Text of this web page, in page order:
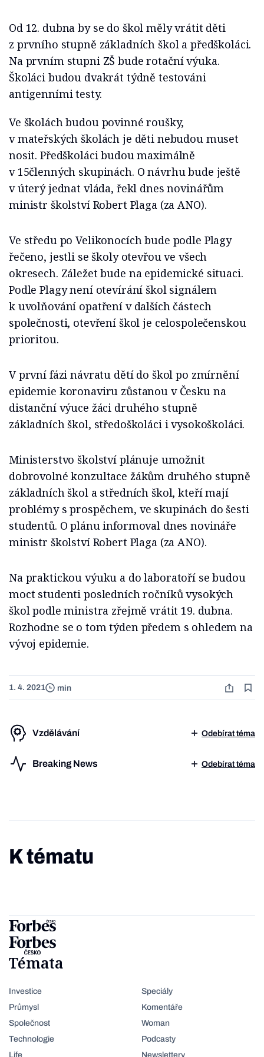
Od 12. dubna by se do škol měly vrátit děti
z prvního stupně základních škol a předškoláci.
Na prvním stupni ZŠ bude rotační výuka.
Školáci budou dvakrát týdně testováni
antigenními testy.
Ve školách budou povinné roušky,
v mateřských školách je děti nebudou muset
nosit. Předškoláci budou maximálně
v 15členných skupinách. O návrhu bude ještě
v úterý jednat vláda, řekl dnes novinářům
ministr školství Robert Plaga (za ANO).
Ve středu po Velikonocích bude podle Plagy
řečeno, jestli se školy otevřou ve všech
okresech. Záležet bude na epidemické situaci.
Podle Plagy není otevírání škol signálem
k uvolňování opatření v dalších částech
společnosti, otevření škol je celospolečenskou
prioritou.
V první fázi návratu dětí do škol po zmírnění
epidemie koronaviru zůstanou v Česku na
distanční výuce žáci druhého stupně
základních škol, středoškoláci i vysokoškoláci.
Ministerstvo školství plánuje umožnit
dobrovolné konzultace žákům druhého stupně
základních škol a středních škol, kteří mají
problémy s prospěchem, ve skupinách do šesti
studentů. O plánu informoval dnes novináře
ministr školství Robert Plaga (za ANO).
Na praktickou výuku a do laboratoří se budou
moct studenti posledních ročníků vysokých
škol podle ministra zřejmě vrátit 19. dubna.
Rozhodne se o tom týden předem s ohledem na
vývoj epidemie.
1. 4. 2021 min
Vzdělávání Odebírat téma
Breaking News Odebírat téma
K tématu
Témata
Investice
Průmysl
Společnost
Technologie
Life
Speciály
Komentáře
Woman
Podcasty
Newslettery